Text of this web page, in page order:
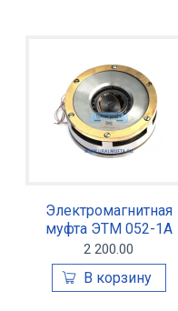
Электромагнитная
муфта ЭТМ 052-1А
2 200.00